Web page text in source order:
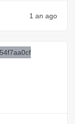
1 an ago